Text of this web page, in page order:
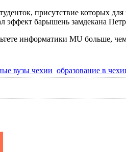
присутствие которых
эффект барышень замдекана
информатики MU больше,
вузы чехии образование в